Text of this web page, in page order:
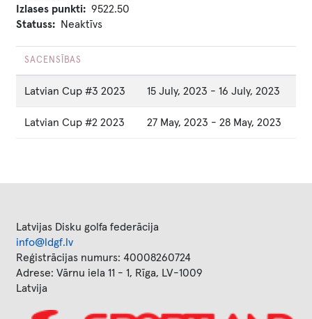
Izlases punkti
9522.50
Statuss
Neaktīvs
SACENSĪBAS
Latvian Cup #3 2023 15 July, 2023 - 16 July, 2023
Latvian Cup #2 2023 27 May, 2023 - 28 May, 2023
Latvijas Disku golfa federācija
info@ldgf.lv
Reģistrācijas numurs: 40008260724
Adrese: Vārnu iela 11 - 1, Rīga, LV-1009
Latvija